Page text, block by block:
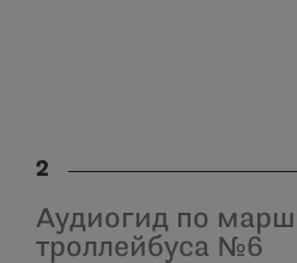
2
Аудиогид по
троллейбуса №6